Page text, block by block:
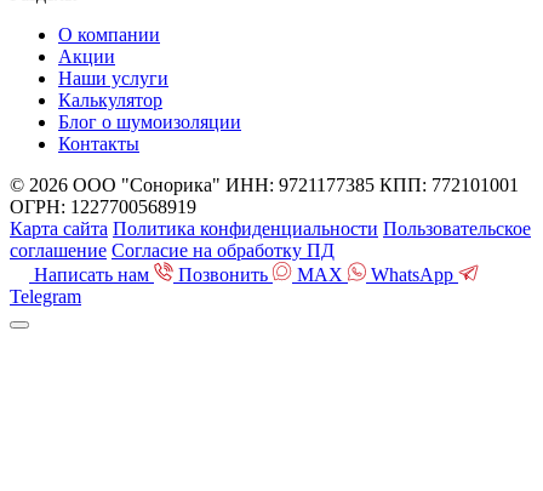
О компании
Акции
Наши услуги
Калькулятор
Блог о шумоизоляции
Контакты
© 2026 ООО "Сонорика" ИНН: 9721177385 КПП: 772101001
ОГРН: 1227700568919
Карта сайта Политика конфиденциальности Пользовательское
соглашение Согласие на обработку ПД
Написать нам
Позвонить MAX
WhatsApp
Telegram